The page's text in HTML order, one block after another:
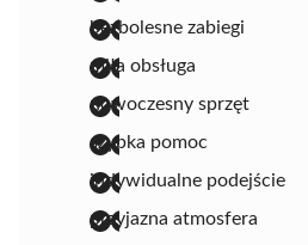
bezbolesne zabiegi
miła obsługa
nowoczesny sprzęt
szybka pomoc
indywidualne podejście
przyjazna atmosfera